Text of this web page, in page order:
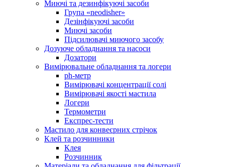
Миючі та дезинфікуючі засоби
Група «neodisher»
Дезінфікуючі засоби
Миючі засоби
Підсилювачі миючого засобу
Дозуюче обладнання та насоси
Дозатори
Вимірювальне обладнання та логери
ph-метр
Вимірювачі концентрації солі
Вимірювачі якості мастила
Логери
Термометри
Експрес-тести
Мастило для конвеєрних стрічок
Клей та розчинники
Клея
Розчинник